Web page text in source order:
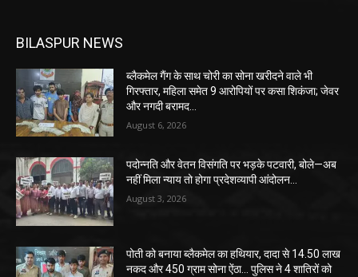
BILASPUR NEWS
ब्लैकमेल गैंग के साथ चोरी का सोना खरीदने वाले भी
गिरफ्तार, महिला समेत 9 आरोपियों पर कसा शिकंजा; जेवर
और नगदी बरामद…
August 6, 2026
पदोन्नति और वेतन विसंगति पर भड़के पटवारी, बोले—अब
नहीं मिला न्याय तो होगा प्रदेशव्यापी आंदोलन…
August 3, 2026
पोती को बनाया ब्लैकमेल का हथियार, दादा से 14.50 लाख
नकद और 450 ग्राम सोना ऐंठा… पुलिस ने 4 शातिरों को